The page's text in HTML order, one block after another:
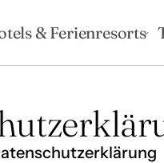
& Ferienresorts